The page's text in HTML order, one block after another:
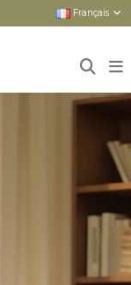
Français